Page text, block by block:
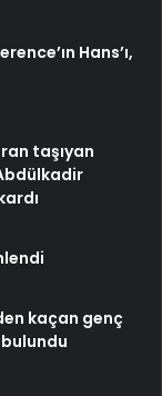
Hans’ı,
taşıyan
kaçan genç
bulundu